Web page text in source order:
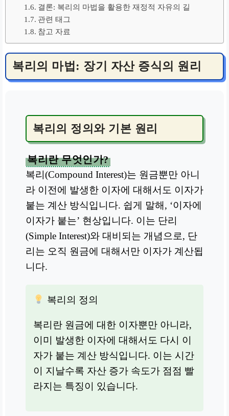
결론: 복리의 마법을 활용한 재정적 자유의 길
관련 태그
참고 자료
복리의 마법: 장기 자산 증식의 원리
복리의 정의와 기본 원리
복리란 무엇인가?
복리(Compound Interest)는 원금뿐만 아니
라 이전에 발생한 이자에 대해서도 이자가
붙는 계산 방식입니다. 쉽게 말해, ‘이자에
이자가 붙는’ 현상입니다. 이는 단리
(Simple Interest)와 대비되는 개념으로, 단
리는 오직 원금에 대해서만 이자가 계산됩
니다.
복리의 정의
복리란 원금에 대한 이자뿐만 아니라,
이미 발생한 이자에 대해서도 다시 이
자가 붙는 계산 방식입니다. 이는 시간
이 지날수록 자산 증가 속도가 점점 빨
라지는 특징이 있습니다.